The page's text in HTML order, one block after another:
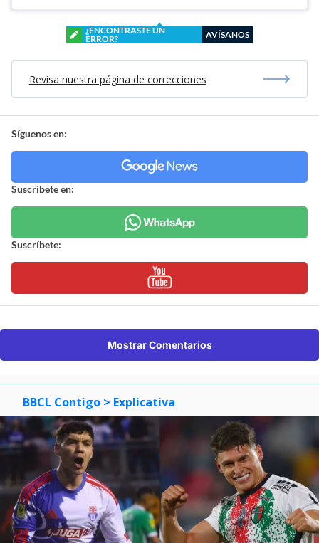
¿ENCONTRASTE UN
ERROR?
AVÍSANOS
Revisa nuestra página de correcciones
Síguenos en:
Suscríbete en:
Suscríbete:
Mostrar Comentarios
BBCL Contigo > Explicativa